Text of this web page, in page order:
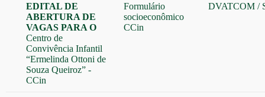
EDITAL DE
ABERTURA DE
VAGAS PARA O
Centro de
Convivência Infantil
“Ermelinda Ottoni de
Souza Queiroz” -
CCin
Formulário
socioeconômico
CCin
DVATCOM /